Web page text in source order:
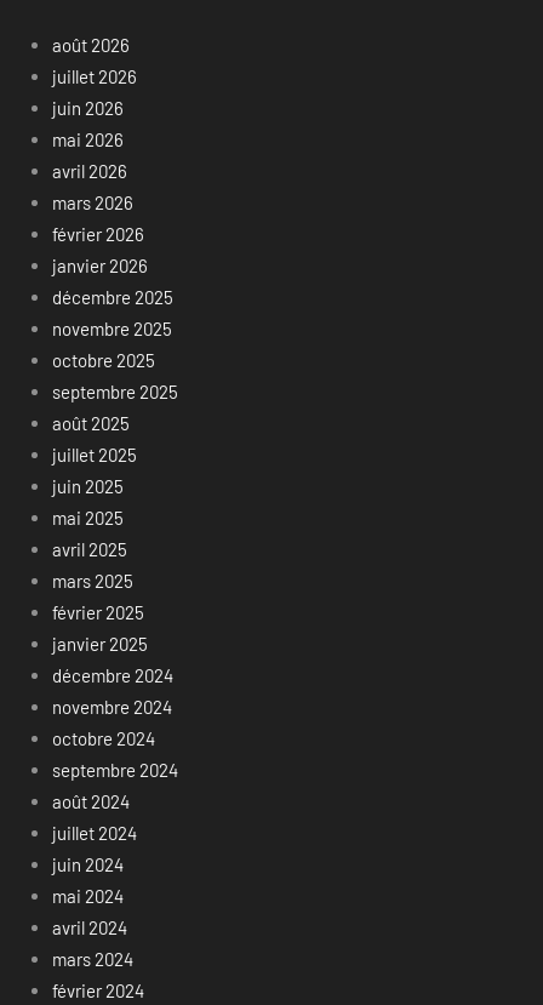
août 2026
juillet 2026
juin 2026
mai 2026
avril 2026
mars 2026
février 2026
janvier 2026
décembre 2025
novembre 2025
octobre 2025
septembre 2025
août 2025
juillet 2025
juin 2025
mai 2025
avril 2025
mars 2025
février 2025
janvier 2025
décembre 2024
novembre 2024
octobre 2024
septembre 2024
août 2024
juillet 2024
juin 2024
mai 2024
avril 2024
mars 2024
février 2024